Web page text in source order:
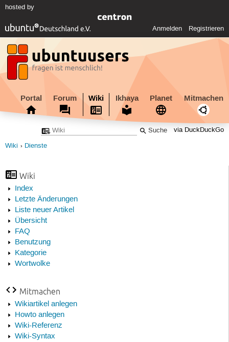
hosted by
Anmelden Registrieren
Portal Forum Wiki Ikhaya Planet Mitmachen
via DuckDuckGo
Wiki Dienste
Wiki
Index
Letzte Änderungen
Liste neuer Artikel
Übersicht
FAQ
Benutzung
Kategorie
Wortwolke
Mitmachen
Wikiartikel anlegen
Howto anlegen
Wiki-Referenz
Wiki-Syntax